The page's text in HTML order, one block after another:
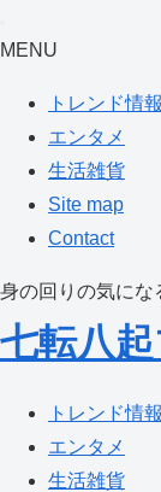
MENU
トレンド情報
エンタメ
生活雑貨
Site map
Contact
身の回りの気にな
七転八
トレンド情報
エンタメ
生活雑貨